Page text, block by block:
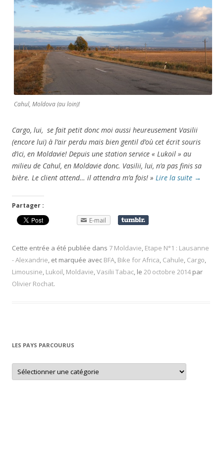
Cahul, Moldova (au loin)!
Cargo, lui, se fait petit donc moi aussi heureusement Vasilii
(encore lui) à l’air perdu mais bien gentil d’où cet écrit souris
d’ici, en Moldavie! Depuis une station service « Lukoil » au
milieu de Cahul, en Moldavie donc. Vasilii, lui, n’a pas finis sa
bière. Le client attend… il attendra m’a fois! » Lire la suite →
Partager :
E-mail
Cette entrée a été publiée dans 7 Moldavie, Etape N°1 : Lausanne
- Alexandrie, et marquée avec BFA, Bike for Africa, Cahule, Cargo,
Limousine, Lukoil, Moldavie,Vasilii Tabac, le 20 octobre 2014 par
Olivier Rochat.
LES PAYS PARCOURUS
L
s